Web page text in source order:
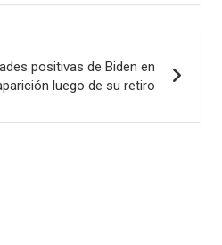
positivas de Biden en
luego de su retiro